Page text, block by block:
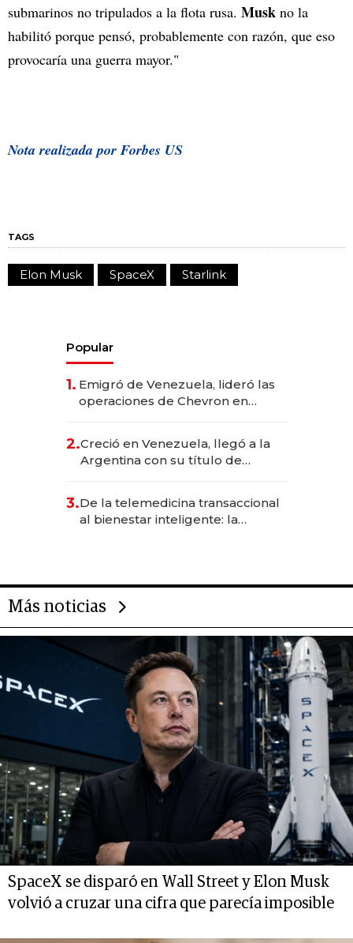
submarinos no tripulados a la flota rusa. Musk no la
habilitó porque pensó, probablemente con razón, que eso
provocaría una guerra mayor."
Nota realizada por Forbes US
TAGS
Elon Musk SpaceX Starlink
Popular
1. Emigró de Venezuela, lideró las
operaciones de Chevron en
2.Creció en Venezuela, llegó a la
Argentina con su título de
las marcas "fast premium"
3.De la telemedicina transaccional
al bienestar inteligente: la
Más noticias
SpaceX se disparó en Wall Street y Elon Musk
volvió a cruzar una cifra que parecía imposible